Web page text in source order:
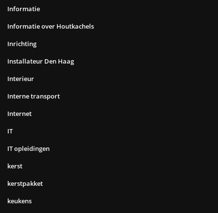
Informatie
Informatie over Houtkachels
Inrichting
Installateur Den Haag
Interieur
Interne transport
Internet
IT
IT opleidingen
kerst
kerstpakket
keukens